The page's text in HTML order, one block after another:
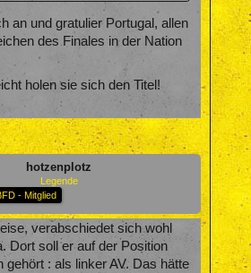
an und gratulier Portugal, allen
des Finales in der Nation
holen sie sich den Titel!
hotzenplotz
Legende
- Mitglied
verabschiedet sich wohl
Dort soll er auf der Position
gehört : als linker AV. Das hätte